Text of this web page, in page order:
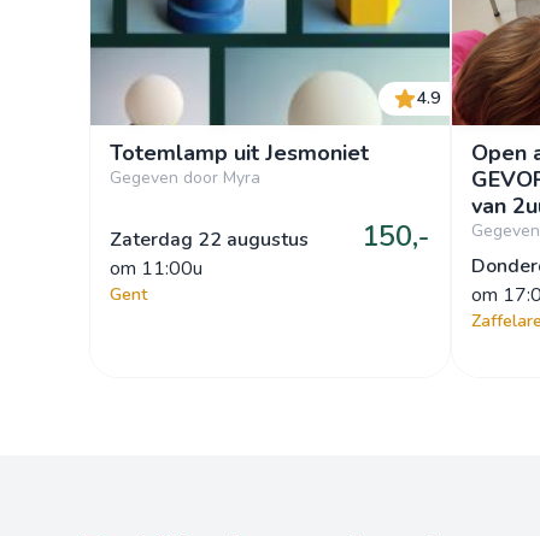
4.9
Totemlamp uit Jesmoniet
Gegeven door Myra
Zaterdag 22 augustus
om 11:00u
150,-
Gent
Open
om